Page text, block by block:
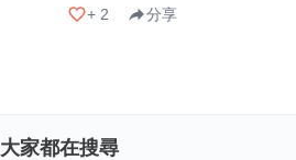
+ 2 分享
大家都在搜尋